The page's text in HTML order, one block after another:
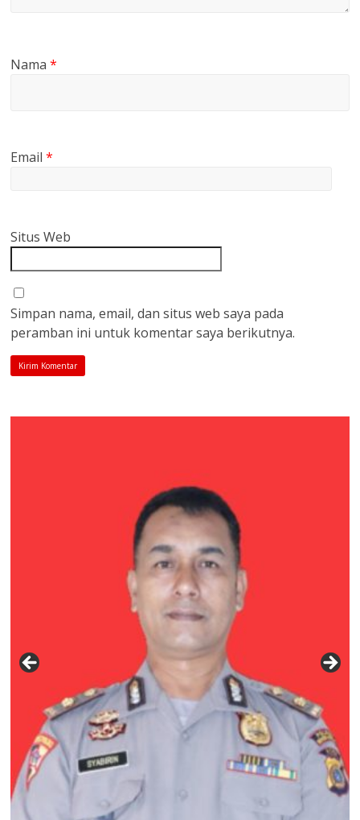
Nama*
Email*
Situs Web
Simpan nama, email, dan situs web saya pada
peramban ini untuk komentar saya berikutnya.